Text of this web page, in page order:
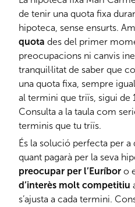
de tenir una quota fixa
hipoteca, sense ensurts.
quota des del primer
preocupacions ni canvis
tranquil·litat de saber que
una quota fixa, sempre
al termini que triïs, sigui de
Consulta a la taula com
terminis que tu triïs.
És la solució perfecta per
quant pagarà per la seva
preocupar per l’Euríbor o
d’interès molt competitiu
s’ajusta a cada termini.